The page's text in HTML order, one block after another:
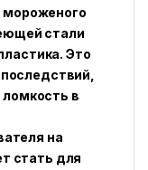
стали
Это
ломкость в
на
стать для